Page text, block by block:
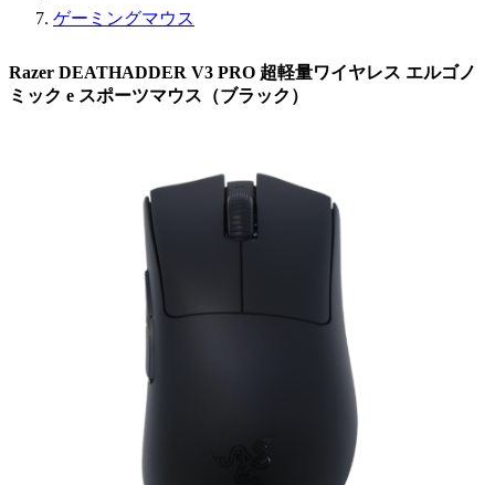
ゲーミングマウス
Razer DEATHADDER V3 PRO 超軽量ワイヤレス エルゴノ
ミック e スポーツマウス（ブラック）